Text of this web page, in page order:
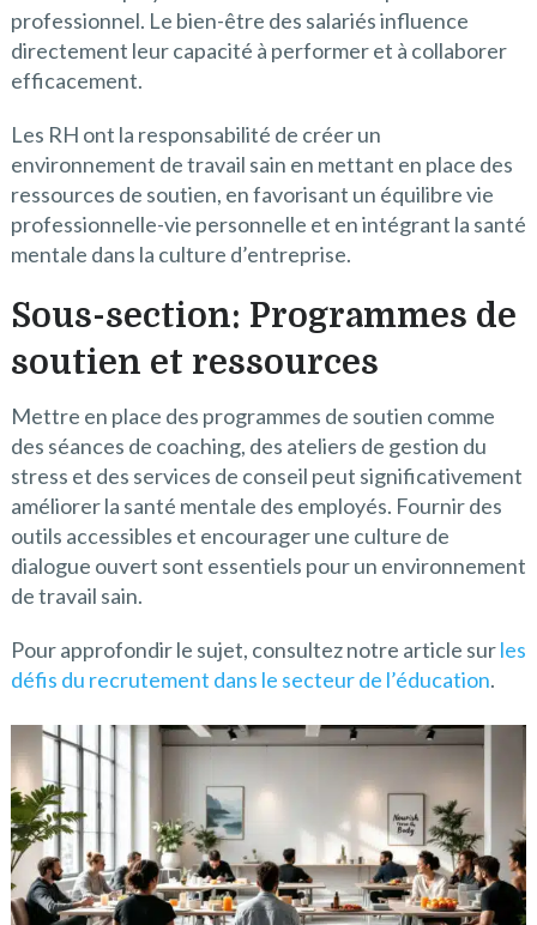
professionnel. Le bien-être des salariés influence
directement leur capacité à performer et à collaborer
efficacement.
Les RH ont la responsabilité de créer un
environnement de travail sain en mettant en place des
ressources de soutien, en favorisant un équilibre vie
professionnelle-vie personnelle et en intégrant la santé
mentale dans la culture d’entreprise.
Sous-section: Programmes de
soutien et ressources
Mettre en place des programmes de soutien comme
des séances de coaching, des ateliers de gestion du
stress et des services de conseil peut significativement
améliorer la santé mentale des employés. Fournir des
outils accessibles et encourager une culture de
dialogue ouvert sont essentiels pour un environnement
de travail sain.
Pour approfondir le sujet, consultez notre article surles
défis du recrutement dans le secteur de l’éducation.